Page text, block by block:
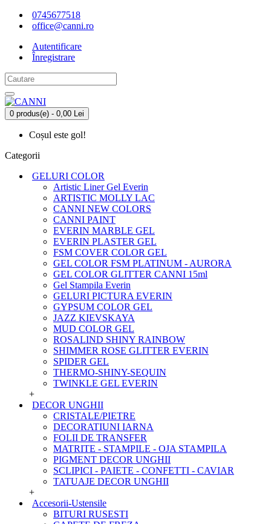
0745677518
office@canni.ro
Autentificare
Înregistrare
0 produs(e) - 0,00 Lei
Coșul este gol!
Categorii
GELURI COLOR
Artistic Liner Gel Everin
ARTISTIC MOLLY LAC
CANNI NEW COLORS
CANNI PAINT
EVERIN MARBLE GEL
EVERIN PLASTER GEL
FSM COVER COLOR GEL
GEL COLOR FSM PLATINUM - AURORA
GEL COLOR GLITTER CANNI 15ml
Gel Stampila Everin
GELURI PICTURA EVERIN
GYPSUM COLOR GEL
JAZZ KIEVSKAYA
MUD COLOR GEL
ROSALIND SHINY RAINBOW
SHIMMER ROSE GLITTER EVERIN
SPIDER GEL
THERMO-SHINY-SEQUIN
TWINKLE GEL EVERIN
+
DECOR UNGHII
CRISTALE/PIETRE
DECORATIUNI IARNA
FOLII DE TRANSFER
MATRITE - STAMPILE - OJA STAMPILA
PIGMENT DECOR UNGHII
SCLIPICI - PAIETE - CONFETTI - CAVIAR
TATUAJE DECOR UNGHII
+
Accesorii-Ustensile
BITURI RUSESTI